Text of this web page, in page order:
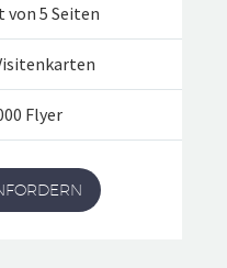
5 Seiten
Flyer